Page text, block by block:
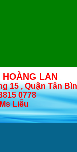
HOÀNG LAN
15 , Quận Tân
0778
Liễu